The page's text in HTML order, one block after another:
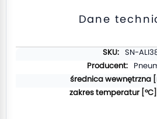
Dane
SN-